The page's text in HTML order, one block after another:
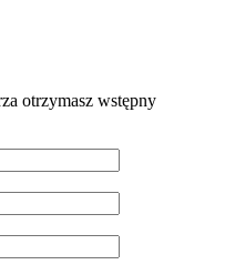
otrzymasz wstępny